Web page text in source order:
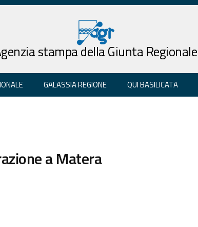
stampa della Giunta Regionale
GALASSIA REGIONE QUI BASILICATA
a Matera